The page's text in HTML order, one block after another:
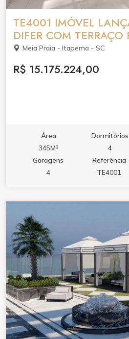
TE4001 IMÓVEL
DIFER COM TERRAÇO
Meia Praia - Itapema - SC
R$ 15.175.224,00
Área
345M²
Dormitórios
4
Garagens
4
Referência
TE4001